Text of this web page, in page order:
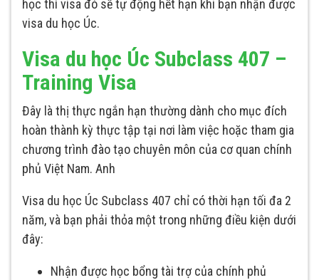
học thì visa đó sẽ tự động hết hạn khi bạn nhận được
visa du học Úc.
Visa du học Úc Subclass 407 –
Training Visa
Đây là thị thực ngắn hạn thường dành cho mục đích
hoàn thành kỳ thực tập tại nơi làm việc hoặc tham gia
chương trình đào tạo chuyên môn của cơ quan chính
phủ Việt Nam. Anh
Visa du học Úc Subclass 407 chỉ có thời hạn tối đa 2
năm, và bạn phải thỏa một trong những điều kiện dưới
đây:
Nhận được học bổng tài trợ của chính phủ